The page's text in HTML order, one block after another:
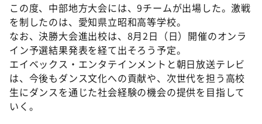
この度、中部地方大会には、9チームが出場した。激戦
を制したのは、愛知県立昭和高等学校。
なお、決勝大会進出校は、8月2日（日）開催のオンラ
イン予選結果発表を経て出そろう予定。
エイベックス・エンタテインメントと朝日放送テレビ
は、今後もダンス文化への貢献や、次世代を担う高校
生にダンスを通じた社会経験の機会の提供を目指して
いく。